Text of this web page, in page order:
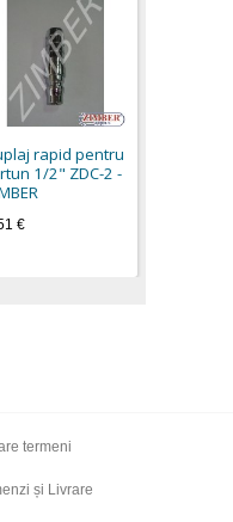
rapid pentru
1/2" ZDC-2 -
€
termeni
și Livrare